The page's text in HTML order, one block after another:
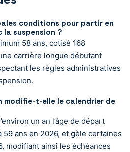
conditions pour partir en
suspension ?
58 ans, cotisé 168
carrière longue débutant
les règles administratives
modifie-t-elle le calendrier de
un an l’âge de départ
59 ans en 2026, et gèle certaines
modifiant ainsi les échéances